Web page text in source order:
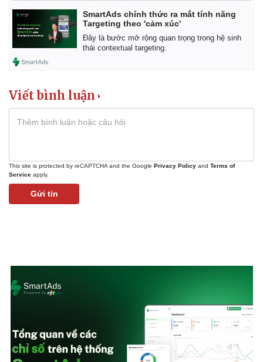
Kinh tế
Giá vàng
Tiêu dùng
Tỷ giá
Chứng khoán
Giá cà phê
SmartAds chính thức ra mắt tính năng
Targeting theo 'cảm xúc'
Đây là bước mở rộng quan trọng trong hệ sinh
thái contextual targeting.
Viết bình luận
This site is protected by reCAPTCHA and the Google Privacy Policy and Terms of
Service apply.
Gửi tin